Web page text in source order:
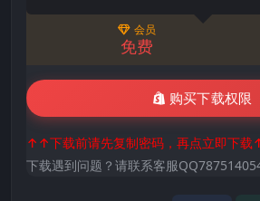
会员
免费
购买下载权限
↑↑下载前请先复制密码，再点立即下
下载遇到问题？请联系客服